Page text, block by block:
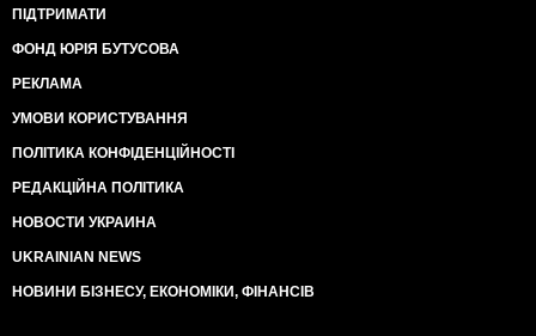
ПІДТРИМАТИ
ФОНД ЮРІЯ БУТУСОВА
РЕКЛАМА
УМОВИ КОРИСТУВАННЯ
ПОЛІТИКА КОНФІДЕНЦІЙНОСТІ
РЕДАКЦІЙНА ПОЛІТИКА
НОВОСТИ УКРАИНА
UKRAINIAN NEWS
НОВИНИ БІЗНЕСУ, ЕКОНОМІКИ, ФІНАНСІВ